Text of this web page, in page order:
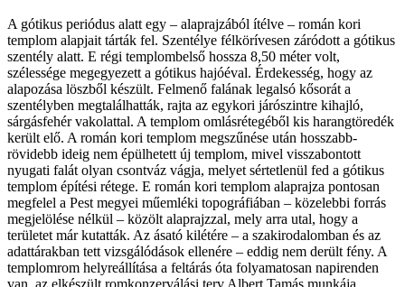
A gótikus periódus alatt egy – alaprajzából ítélve – román kori
templom alapjait tárták fel. Szentélye félkörívesen záródott a gótikus
szentély alatt. E régi templombelső hossza 8,50 méter volt,
szélessége megegyezett a gótikus hajóéval. Érdekesség, hogy az
alapozása löszből készült. Felmenő falának legalsó kősorát a
szentélyben megtalálhatták, rajta az egykori járószintre kihajló,
sárgásfehér vakolattal. A templom omlásrétegéből kis harangtöredék
került elő. A román kori templom megszűnése után hosszabb-
rövidebb ideig nem épülhetett új templom, mivel visszabontott
nyugati falát olyan csontváz vágja, melyet sértetlenül fed a gótikus
templom építési rétege. E román kori templom alaprajza pontosan
megfelel a Pest megyei műemléki topográfiában – közelebbi forrás
megjelölése nélkül – közölt alaprajzzal, mely arra utal, hogy a
területet már kutatták. Az ásató kilétére – a szakirodalomban és az
adattárakban tett vizsgálódások ellenére – eddig nem derült fény. A
templomrom helyreállítása a feltárás óta folyamatosan napirenden
van, az elkészült romkonzerválási terv Albert Tamás munkája.